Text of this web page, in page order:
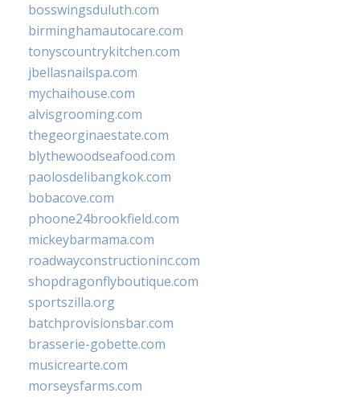
bosswingsduluth.com
birminghamautocare.com
tonyscountrykitchen.com
jbellasnailspa.com
mychaihouse.com
alvisgrooming.com
thegeorginaestate.com
blythewoodseafood.com
paolosdelibangkok.com
bobacove.com
phoone24brookfield.com
mickeybarmama.com
roadwayconstructioninc.com
shopdragonflyboutique.com
sportszilla.org
batchprovisionsbar.com
brasserie-gobette.com
musicrearte.com
morseysfarms.com